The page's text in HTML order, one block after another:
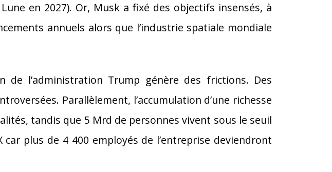
en 2027). Or, Musk a fixé des objectifs insensés, à
annuels alors que l’industrie spatiale mondiale
de l’administration Trump génère des frictions. Des
Parallèlement, l’accumulation d’une richesse
tandis que 5 Mrd de personnes vivent sous le seuil
car plus de 4 400 employés de l’entreprise deviendront